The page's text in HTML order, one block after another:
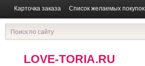
Карточка заказа Список желаемых покупок
LOVE-TORIA.RU